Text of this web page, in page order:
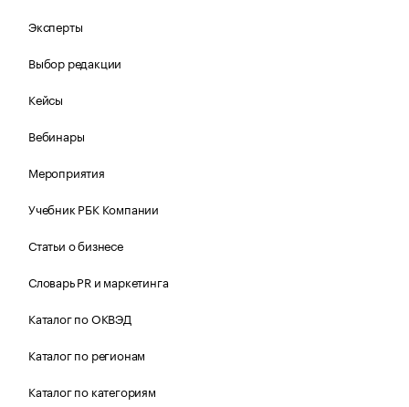
Эксперты
Выбор редакции
Кейсы
Вебинары
Мероприятия
Учебник РБК Компании
Статьи о бизнесе
Словарь PR и маркетинга
Каталог по ОКВЭД
Каталог по регионам
Каталог по категориям